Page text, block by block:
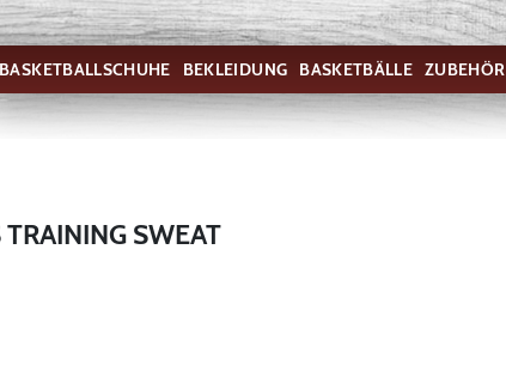
BASKETBALLSCHUHE BEKLEIDUNG BASKETBÄLLE ZUBEHÖR
SWEAT